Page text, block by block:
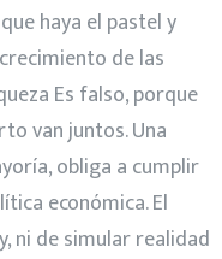
haya el pastel y
de las
Es falso, porque
van juntos. Una
obliga a cumplir
económica. El
ni de simular realidad